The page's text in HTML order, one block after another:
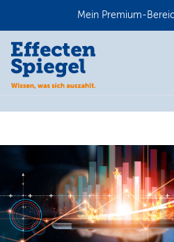
Mein Premium-
Anmelden